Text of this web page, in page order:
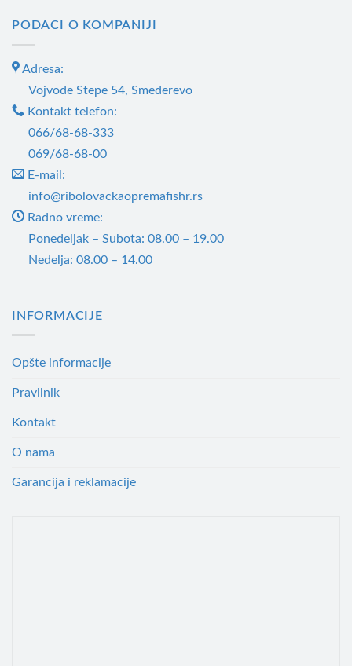
PODACI O KOMPANIJI
Adresa:
Vojvode Stepe 54, Smederevo
Kontakt telefon:
066/68-68-333
069/68-68-00
E-mail:
info@ribolovackaopremafishr.rs
Radno vreme:
Ponedeljak – Subota: 08.00 – 19.00
Nedelja: 08.00 – 14.00
INFORMACIJE
Opšte informacije
Pravilnik
Kontakt
O nama
Garancija i reklamacije